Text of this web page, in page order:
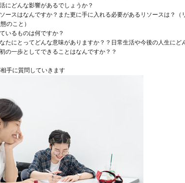
にどんな影響があるでしょうか？
ースはなんですか？また更に手に入れる必要があるリソースは？（
のこと）
いるものは何ですか？
たにとってどんな意味がありますか？？日常生活や今後の人生にど
の一歩としてできることはなんですか？？
手に質問していきます